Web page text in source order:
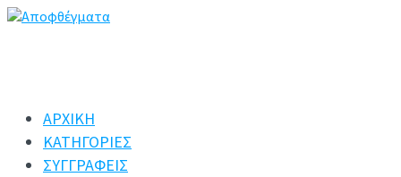
ΑΡΧΙΚΗ
ΚΑΤΗΓΟΡΙΕΣ
ΣΥΓΓΡΑΦΕΙΣ